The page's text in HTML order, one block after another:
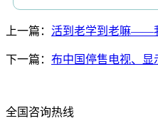
上一篇： 活到老学到老嘛——
下一篇： 布中国停售电视、显
全国咨询热线